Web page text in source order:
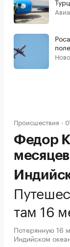
Происшествия
Федор
там 16
Потерянную 16
Индийском